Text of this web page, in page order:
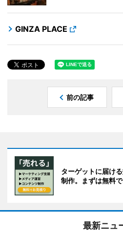
GINZA PLACE
前の記事
ターゲットに届け
制作。まずは無料
最新ニュ